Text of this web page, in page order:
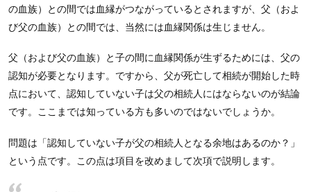
の血族）との間では血縁がつながっているとされますが、父（およ
び父の血族）との間では、当然には血縁関係は生じません。
父（および父の血族）と子の間に血縁関係が生ずるためには、父の
認知が必要となります。ですから、父が死亡して相続が開始した時
点において、認知していない子は父の相続人にはならないのが結論
です。ここまでは知っている方も多いのではないでしょうか。
問題は「認知していない子が父の相続人となる余地はあるのか？」
という点です。この点は項目を改めまして次項で説明します。